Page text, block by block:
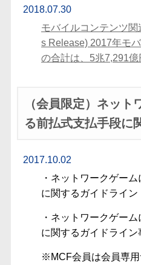
2018.07.30
モバイルコンテンツ
s Release) 2017年モ
の合計は、5兆7,291億
（会員限定）ネット
る前払式⽀払⼿段に
2017.10.02
・ネットワークゲー
に関するガイドライン
・ネットワークゲー
に関するガイドライン
※MCF会員は会員専用